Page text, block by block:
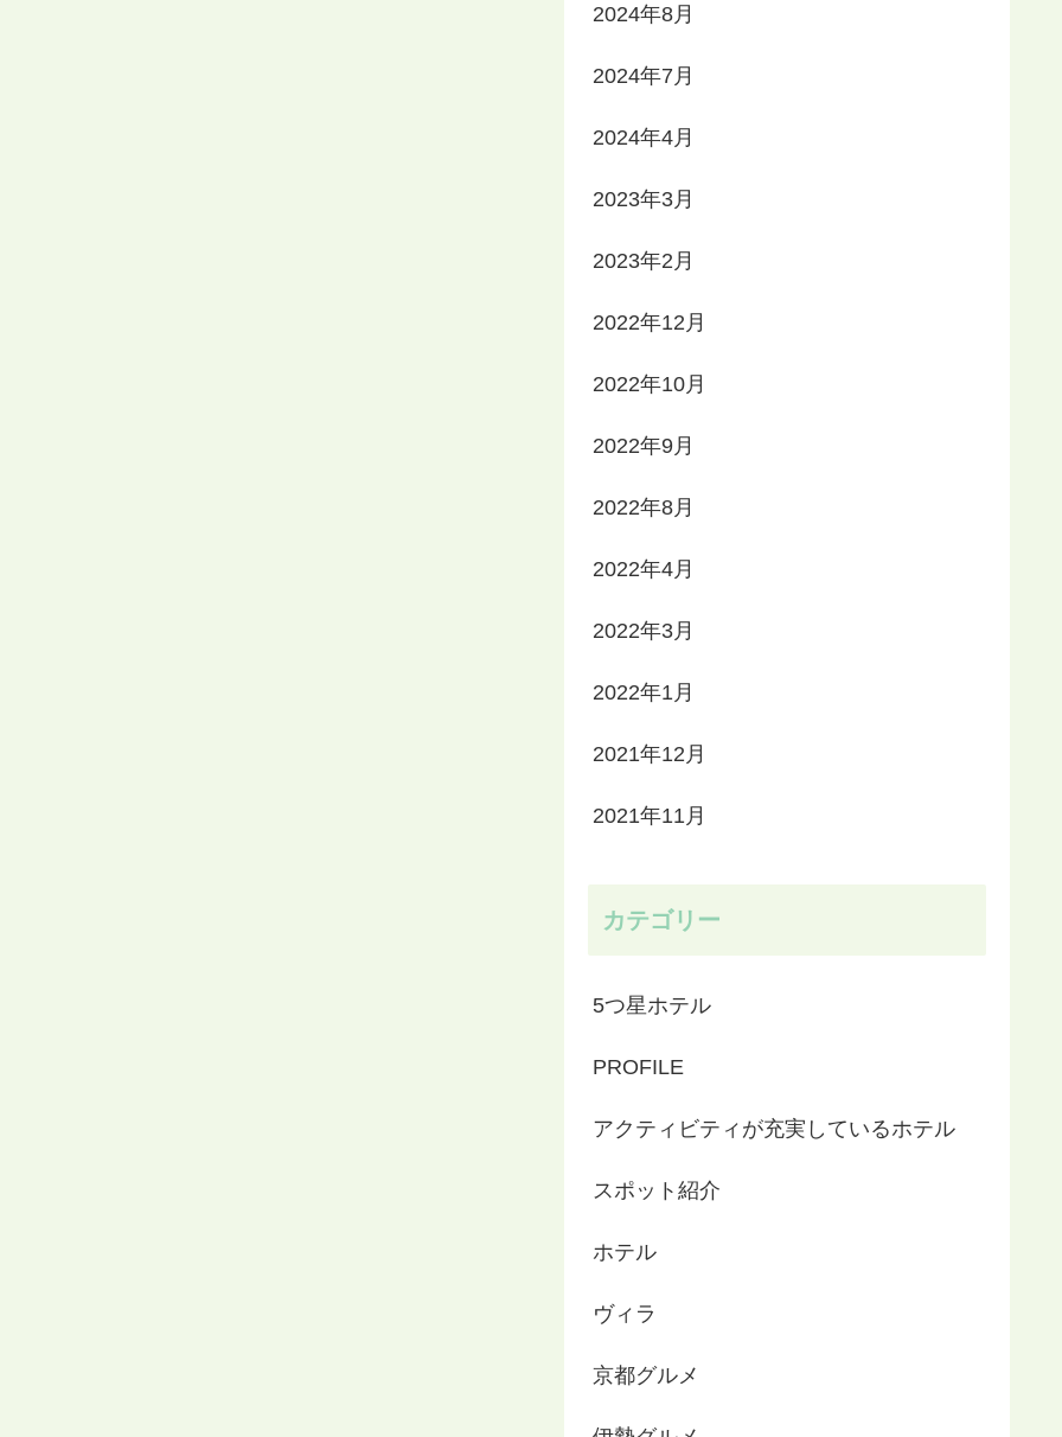
2024年8月
2024年7月
2024年4月
2023年3月
2023年2月
2022年12月
2022年10月
2022年9月
2022年8月
2022年4月
2022年3月
2022年1月
2021年12月
2021年11月
カテゴリー
5つ星ホテル
PROFILE
アクティビティが充実しているホテル
スポット紹介
ホテル
ヴィラ
京都グルメ